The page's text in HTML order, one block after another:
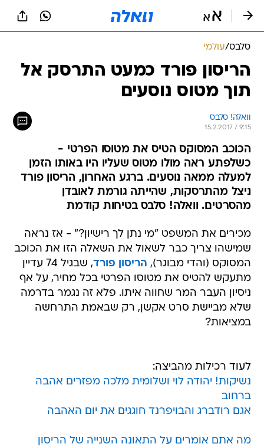
סלבס/עולמי
הריסון פורד כמעט התרסק אל
תוך מטוס נוסעים
וואלה! סלבס
15.2.2017 / 9:15
הכוכב המסוקס הטיס את מטוסו הפרטי -
כשלפתע ראה מולו מטוס שעליו היו באותו הזמן
למעלה ממאה נוסעים. ברגע האחרון, הריסון פורד
ניצל מהתרסקות, שהייתה גורמת לאובדן
מהסרטים. וואלה! סלבס בטיחות קודמת
מכירים את המשפט "מי נתן לך רישיון?" - אז נראה
שמישהו צריך כבר לשאול את השאלה הזו את הכוכב
המסוקס (והדי מבוגר), הריסון פורד
, שבגיל 74 עדיין
מתעקש להטיס את מטוסו הפרטי בכל מחיר, על אף
ניסיון העבר המר שחווה איתו. פלא זה נגמר בדרמה
שלא מביישת סרט אקשן, רק שבאמת התרחשה
במציאות?
לעוד רכילות מהביצה:
נשיקות! יהודה לוי ושלומית מלכה מפזרים אהבה
ברחוב
אגם רודברג והבויפרנד חוגגים את יום האהבה
מה אתם אומרים על התאונה השנייה של הריסון